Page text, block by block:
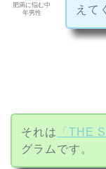
肥満に悩む中
年男性
えて
それは 「THE
グラムです。